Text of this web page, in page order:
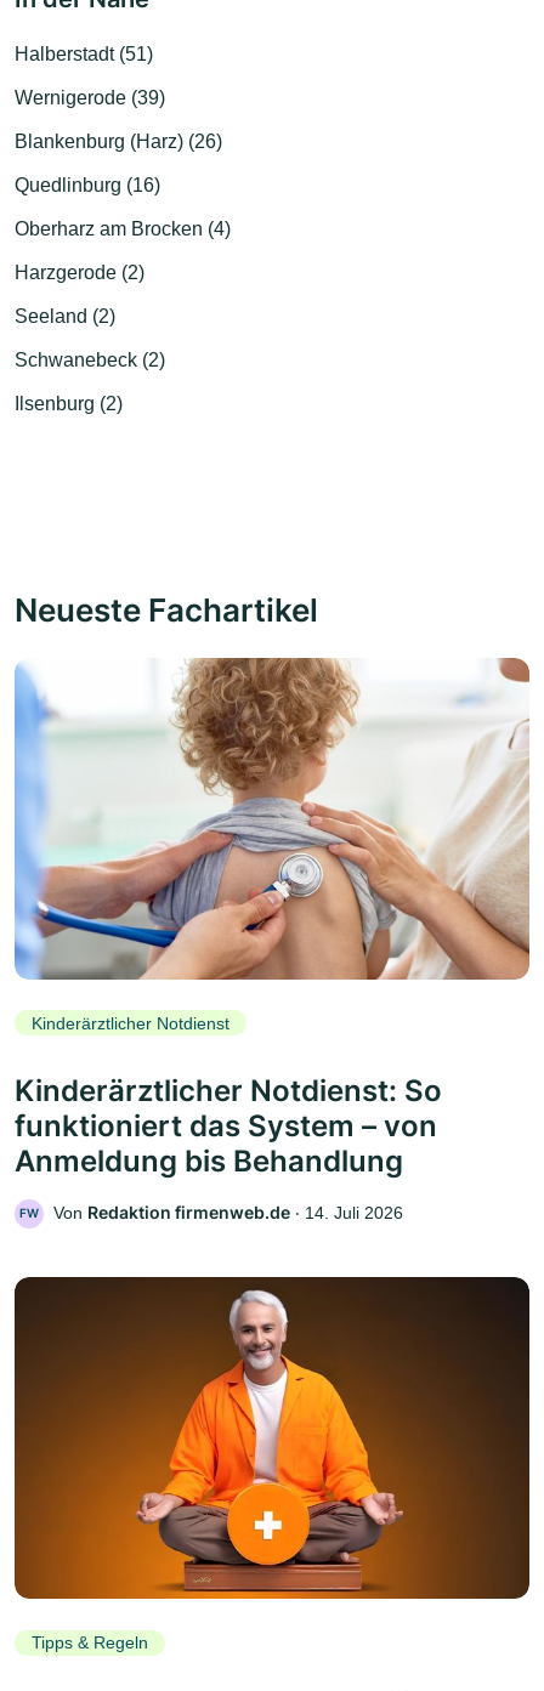
Halberstadt (51)
Wernigerode (39)
Blankenburg (Harz) (26)
Quedlinburg (16)
Oberharz am Brocken (4)
Harzgerode (2)
Seeland (2)
Schwanebeck (2)
Ilsenburg (2)
Neueste Fachartikel
Kinderärztlicher Notdienst
Kinderärztlicher Notdienst: So
funktioniert das System – von
Anmeldung bis Behandlung
FW Von Redaktion firmenweb.de ‧ 14. Juli 2026
Tipps & Regeln